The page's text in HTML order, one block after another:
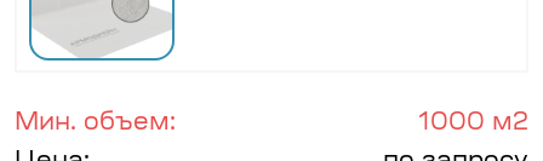
Мин. объем:
1000 м2